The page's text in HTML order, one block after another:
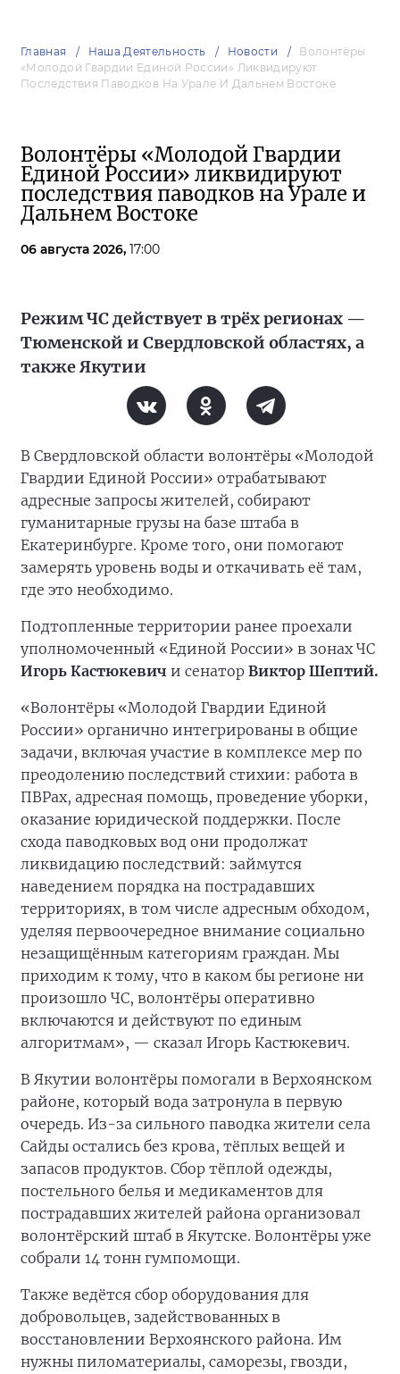
Главная Наша Деятельность Новости
Волонтёры
«Молодой Гвардии Единой России» Ликвидируют
Последствия Паводков На Урале И Дальнем Востоке
Волонтёры «Молодой Гвардии
Единой России» ликвидируют
последствия паводков на Урале и
Дальнем Востоке
06 августа 2026, 17:00
Режим ЧС действует в трёх регионах —
Тюменской и Свердловской областях, а
также Якутии
В Свердловской области волонтёры «Молодой
Гвардии Единой России» отрабатывают
адресные запросы жителей, собирают
гуманитарные грузы на базе штаба в
Екатеринбурге. Кроме того, они помогают
замерять уровень воды и откачивать её там,
где это необходимо.
Подтопленные территории ранее проехали
уполномоченный «Единой России» в зонах ЧС
Игорь Кастюкевич и сенатор Виктор Шептий.
«Волонтёры «Молодой Гвардии Единой
России» органично интегрированы в общие
задачи, включая участие в комплексе мер по
преодолению последствий стихии: работа в
ПВРах, адресная помощь, проведение уборки,
оказание юридической поддержки. После
схода паводковых вод они продолжат
ликвидацию последствий: займутся
наведением порядка на пострадавших
территориях, в том числе адресным обходом,
уделяя первоочередное внимание социально
незащищённым категориям граждан. Мы
приходим к тому, что в каком бы регионе ни
произошло ЧС, волонтёры оперативно
включаются и действуют по единым
алгоритмам», — сказал Игорь Кастюкевич.
В Якутии волонтёры помогали в Верхоянском
районе, который вода затронула в первую
очередь. Из-за сильного паводка жители села
Сайды остались без крова, тёплых вещей и
запасов продуктов. Сбор тёплой одежды,
постельного белья и медикаментов для
пострадавших жителей района организовал
волонтёрский штаб в Якутске. Волонтёры уже
собрали 14 тонн гумпомощи.
Также ведётся сбор оборудования для
добровольцев, задействованных в
восстановлении Верхоянского района. Им
нужны пиломатериалы, саморезы, гвозди,